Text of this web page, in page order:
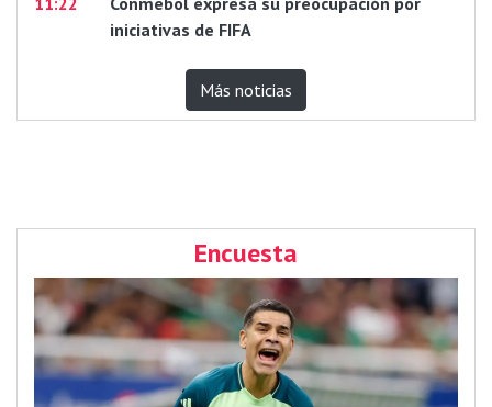
iniciativas de FIFA
Más noticias
Encuesta